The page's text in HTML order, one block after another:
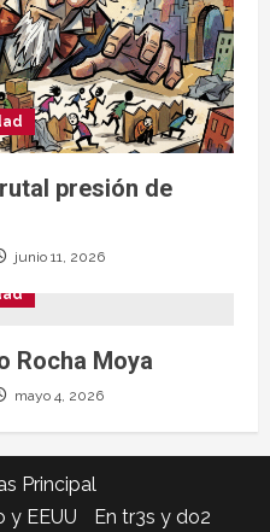
presión de
junio 11, 2026
Rocha Moya
mayo 4, 2026
Principal
y EEUU
En tr3s y do2